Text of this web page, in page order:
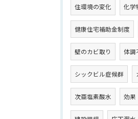
住環境の変化 化学
健康住宅補助金制度
壁のカビ取り 体調
シックビル症候群
次亜塩素酸水 効果